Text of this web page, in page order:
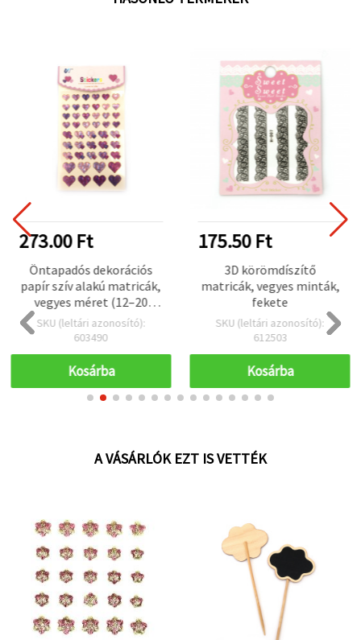
273.00 Ft
Öntapadós dekorációs
papír szív alakú matricák,
vegyes méret (12–20
mm), rózsaszín–lila
árnyalatok, gyöngyház
SKU (leltári azonosító):
603490
Kosárba
175.50 Ft
3D körömdíszítő
matricák, vegyes minták,
fekete
SKU (leltári azonosító):
612503
Kosárba
A VÁSÁRLÓK EZT IS VETTÉK